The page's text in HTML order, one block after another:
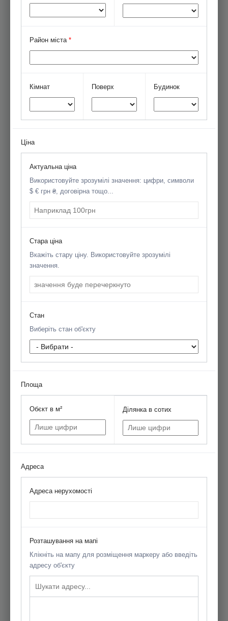
Район міста *
Кімнат Поверх Будинок
Ціна
Актуальна ціна
Використовуйте зрозумілі значення: цифри, символи
$ € грн ₴, договірна тощо...
Стара ціна
Вкажіть стару ціну. Використовуйте зрозумілі
значення.
Стан
Виберіть стан об'єкту
Площа
Обєкт в м² Ділянка в сотих
Адреса
Адреса нерухомості
Розташування на мапі
Клікніть на мапу для розміщення маркеру або введіть
адресу об'єкту